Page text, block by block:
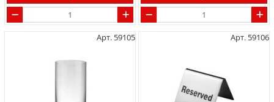
Арт. 59105 Арт. 59106